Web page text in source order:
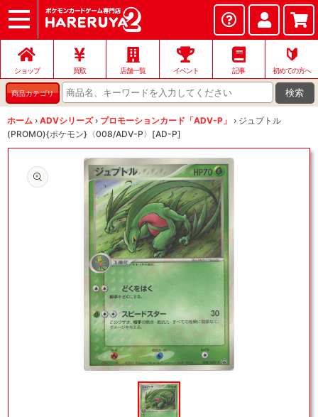
ショップ
店頭買取
ネット買取
店舗一覧
イベント
お問い合わせ
ショップ 買取 店舗一覧 イベント 記事
🔰
初めての方へ
商品カテゴリ 検索
ホーム › ADVシリーズ › プロモーションカード「ADV-P」 › ジュプトル
(PROMO){ポケモン}〈008/ADV-P〉[AD-P]